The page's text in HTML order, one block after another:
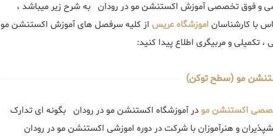
و فوق تخصصی آموزش اکستنشن مو در رودان به شرح زیر میباشد ،
با کارشناسان اموزشگاه عریس از کلیه سرفصل های آموزش اکستنشن مو
و مربیگری اطلاع پیدا کنید:
اکستنشن مو (سطح توکن)
اکستنشن مودر آموزشگاه اکستنشن مو در رودان بگونه ای تدارک
و هنرآموزان با شرکت در دوره اموزشی اکستنشن مو در رودان